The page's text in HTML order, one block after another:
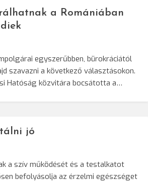
a Romániában
egyszerűbben, bürokráciától
szavazni a következő választásokon.
Hatóság közvitára bocsátotta a…
jó
a szív működését és a testalkatot
befolyásolja az érzelmi egészséget